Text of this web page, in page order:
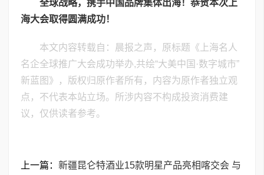
全球战略，携手中国品牌集体出海！恭贺本次上
海大会取得圆满成功！
本文内容转载自：晨报之声，原标题《上海名人
名企全球推广大会成功举办,共绘“大美中国·数字城市”
新蓝图》，版权归原作者所有，内容为原作者独立观
点，不代表本站立场。所涉内容不构成投资消费建
议，仅供读者参考。
上一篇： 新疆昆仑特酒业15款明星产品亮相喀交会 与